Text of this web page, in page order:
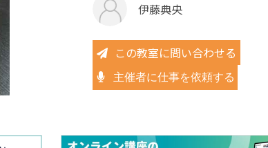
伊藤典央
この教室に問い合わせる
主催者に仕事を依頼する